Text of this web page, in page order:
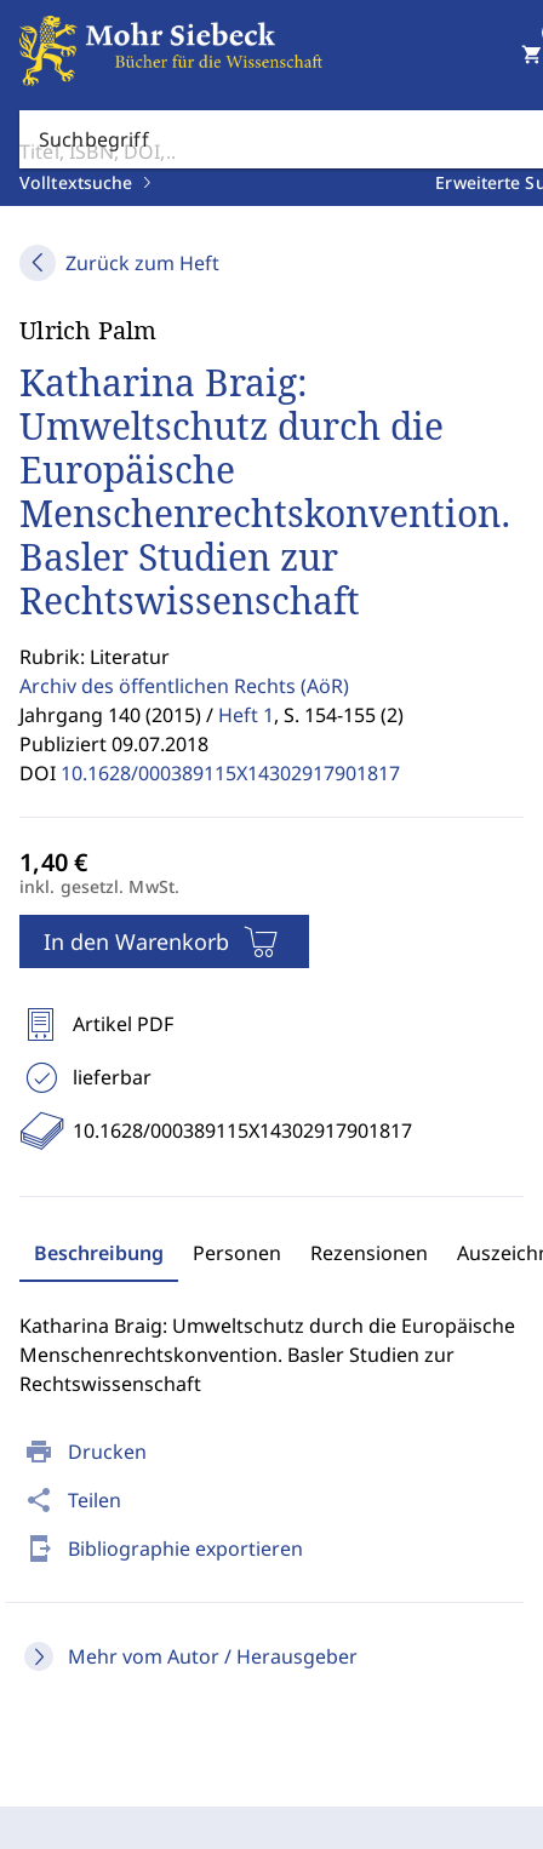
Suchbegriff
Volltextsuche Erweiterte
shopping_cart
Zurück zum Heft
print Drucken
share Teilen
send_to_mobile Bibliographie exportieren
Mehr vom Autor / Herausgeber
Ulrich Palm
Katharina Braig:
Umweltschutz durch die
Europäische
Menschenrechtskonvention.
Basler Studien zur
Rechtswissenschaft
Rubrik: Literatur
Archiv des öffentlichen Rechts (AöR)
Jahrgang 140 (2015) / Heft 1, S. 154-155 (2)
Publiziert 09.07.2018
DOI 10.1628/000389115X14302917901817
inkl. gesetzl. MwSt.
In den Warenkorb
Artikel PDF
lieferbar
10.1628/000389115X14302917901817
Beschreibung Personen Rezensionen
Katharina Braig: Umweltschutz durch die Europäische
Menschenrechtskonvention. Basler Studien zur
Rechtswissenschaft